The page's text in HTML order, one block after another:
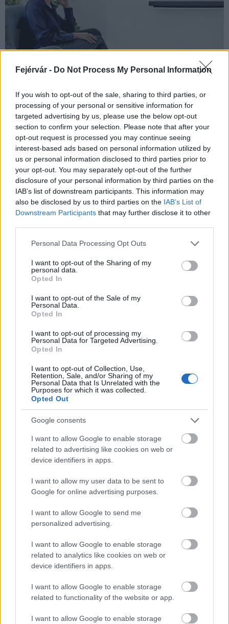
Fejérvár - Do Not Process My Personal Information
If you wish to opt-out of the sale, sharing to third parties, or
processing of your personal or sensitive information for
targeted advertising by us, please use the below opt-out
section to confirm your selection. Please note that after your
opt-out request is processed you may continue seeing
interest-based ads based on personal information utilized by
us or personal information disclosed to third parties prior to
your opt-out. You may separately opt-out of the further
disclosure of your personal information by third parties on the
IAB’s list of downstream participants. This information may
also be disclosed by us to third parties on the IAB’s List of
Downstream Participants that may further disclose it to other
Please note that this website/app uses one or more Google
not limited to your visit or usage behaviour. You may click to
grant or deny consent to Google and its third-party tags to
use your data for below specified purposes in below Google
consent section.
Personal Data Processing Opt Outs
I want to opt-out of the Sharing of my
personal data.
Opted In
I want to opt-out of the Sale of my
Personal Data.
Opted In
I want to opt-out of processing my
Personal Data for Targeted Advertising.
Opted In
I want to opt-out of Collection, Use,
Retention, Sale, and/or Sharing of my
Personal Data that Is Unrelated with the
Purposes for which it was collected.
Opted Out
Google consents
I want to allow Google to enable storage
related to advertising like cookies on web or
device identifiers in apps.
I want to allow my user data to be sent to
Google for online advertising purposes.
I want to allow Google to send me
personalized advertising.
I want to allow Google to enable storage
related to analytics like cookies on web or
device identifiers in apps.
I want to allow Google to enable storage
related to functionality of the website or app.
I want to allow Google to enable storage
50 évvel ezelőtt tartották meg először Amerikában a Föld
Zöld energiára épül a Rácalmás és Elverum település
kapcsolata
2017.10.21
Helyi és mikrotérségi okos energiafelhasználási és
energiatakarékossági megoldásokról tartottak szemináriumot
csütörtökön Rácalmáson.
HÍRLEVÉL
szabályzatot!
FELIRATKOZÁS
Országos hírek
Aktuális
mérföldköve a felülvizsgálat
árnyékában?
Amire többmillióan vártunk: szombattól
másodfokúra csökken a riasztás